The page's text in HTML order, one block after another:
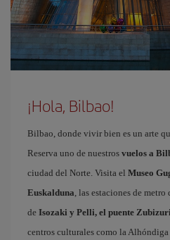
¡Hola, Bilbao!
Bilbao, donde vivir bien es un arte
Reserva uno de nuestros vuelos a
ciudad del Norte. Visita el Museo
Euskalduna, las estaciones de metro
de Isozaki y Pelli, el puente
centros culturales como la